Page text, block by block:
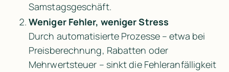
Samstagsgeschäft.
Weniger Fehler, weniger Stress
Durch automatisierte Prozesse – etwa bei
Preisberechnung, Rabatten oder
Mehrwertsteuer – sinkt die Fehleranfälligkeit